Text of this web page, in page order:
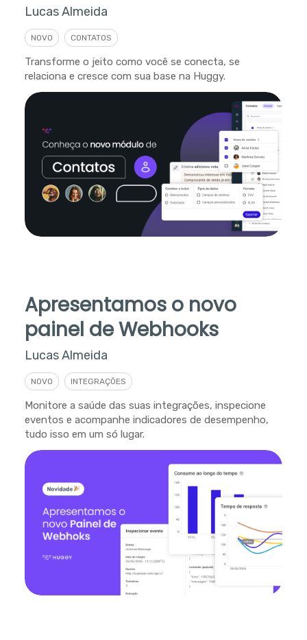
Lucas Almeida
NOVO CONTATOS
Transforme o jeito como você se conecta, se
relaciona e cresce com sua base na Huggy.
Apresentamos o novo
painel de Webhooks
Lucas Almeida
NOVO INTEGRAÇÕES
Monitore a saúde das suas integrações, inspecione
eventos e acompanhe indicadores de desempenho,
tudo isso em um só lugar.